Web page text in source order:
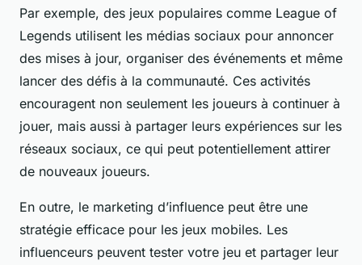
Par exemple, des jeux populaires comme League of
Legends utilisent les médias sociaux pour annoncer
des mises à jour, organiser des événements et même
lancer des défis à la communauté. Ces activités
encouragent non seulement les joueurs à continuer à
jouer, mais aussi à partager leurs expériences sur les
réseaux sociaux, ce qui peut potentiellement attirer
de nouveaux joueurs.
En outre, le marketing d’influence peut être une
stratégie efficace pour les jeux mobiles. Les
influenceurs peuvent tester votre jeu et partager leur